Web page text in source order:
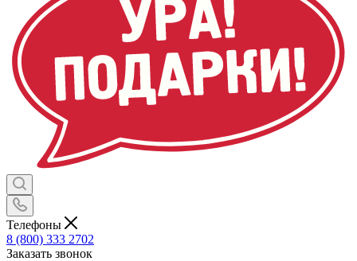
Телефоны
8 (800) 333 2702
Заказать звонок